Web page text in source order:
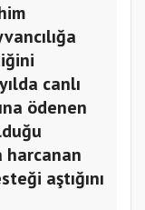
canlı
ödenen
aştığını